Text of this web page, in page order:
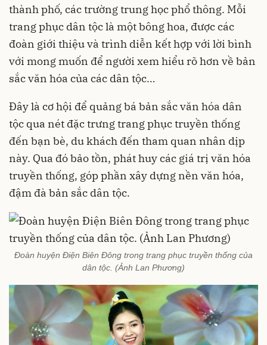
thành phố, các trường trung học phổ thông. Mỗi
trang phục dân tộc là một bông hoa, được các
đoàn giới thiệu và trình diễn kết hợp với lời bình
với mong muốn để người xem hiểu rõ hơn về bản
sắc văn hóa của các dân tộc…
Đây là cơ hội để quảng bá bản sắc văn hóa dân
tộc qua nét đặc trưng trang phục truyền thống
đến bạn bè, du khách đến tham quan nhân dịp
này. Qua đó bảo tồn, phát huy các giá trị văn hóa
truyền thống, góp phần xây dựng nền văn hóa,
đậm đà bản sắc dân tộc.
Đoàn huyện Điện Biên Đông trong trang phục truyền thống của
dân tộc. (Ảnh Lan Phương)